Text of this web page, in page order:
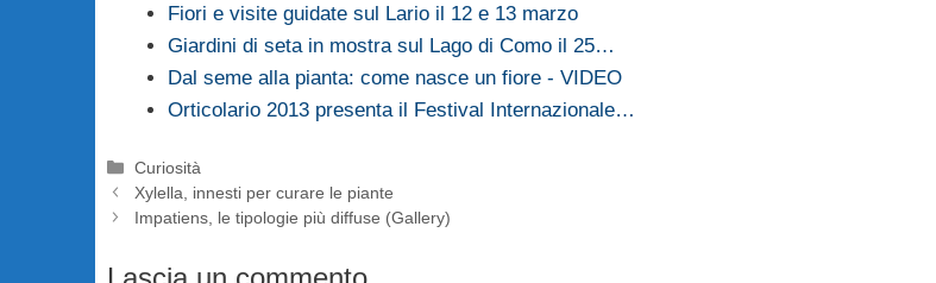
Fiori e visite guidate sul Lario il 12 e 13 marzo
Giardini di seta in mostra sul Lago di Como il 25…
Dal seme alla pianta: come nasce un fiore - VIDEO
Orticolario 2013 presenta il Festival Internazionale…
Categorie
Curiosità
Xylella, innesti per curare le piante
Impatiens, le tipologie più diffuse (Gallery)